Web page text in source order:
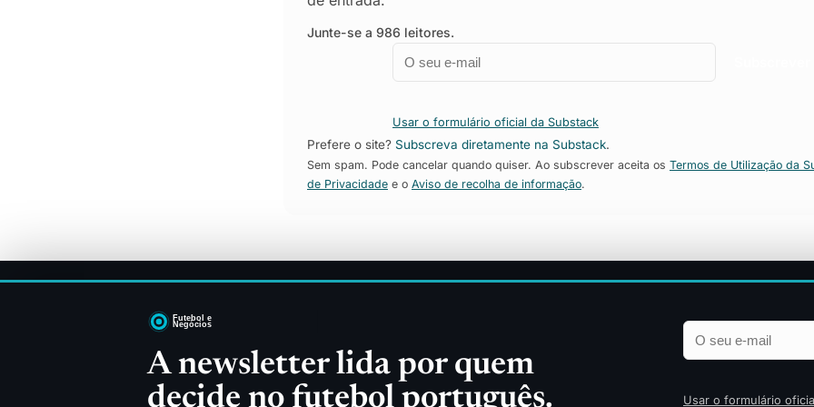
A newsletter lida por quem
decide no futebol português.
Email
Empresa
Usar o formulário
Junte-se a 986 leitores.
Email
Empresa
Usar o formulário oficial da Substack
Prefere o site? Subscreva diretamente na Substack.
Sem spam. Pode cancelar quando quiser. Ao subscrever aceita os Termos de Utilização da
de Privacidade e o Aviso de recolha de informação.
Direitos TV
Sobre
© 2026 Futebol e Negócios — edição pt‑PT